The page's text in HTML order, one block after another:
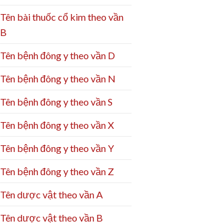
Tên bài thuốc cổ kim theo vần
B
Tên bệnh đông y theo vần D
Tên bệnh đông y theo vần N
Tên bệnh đông y theo vần S
Tên bệnh đông y theo vần X
Tên bệnh đông y theo vần Y
Tên bệnh đông y theo vần Z
Tên dược vật theo vần A
Tên dược vật theo vần B